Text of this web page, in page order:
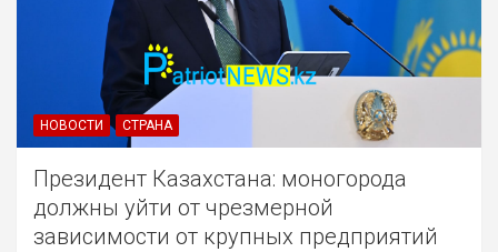
НОВОСТИ СТРАНА
Президент Казахстана: моногорода
должны уйти от чрезмерной
зависимости от крупных предприятий